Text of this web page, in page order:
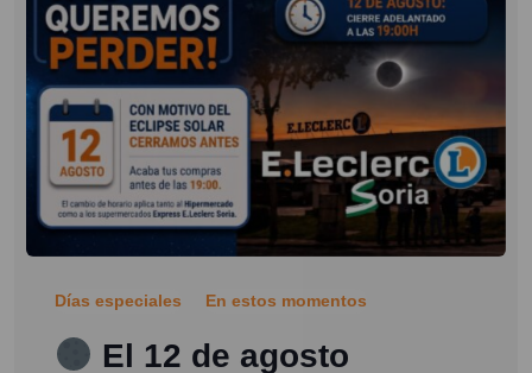
Días especiales En estos momentos
El 12 de agosto